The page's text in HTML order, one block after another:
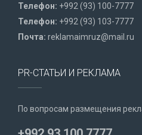
Телефон: +992 (93) 100-7777
Телефон: +992 (93) 103-7777
Почта: reklamaimruz@mail.ru
PR-СТАТЬИ И РЕКЛАМА
По вопросам размещения